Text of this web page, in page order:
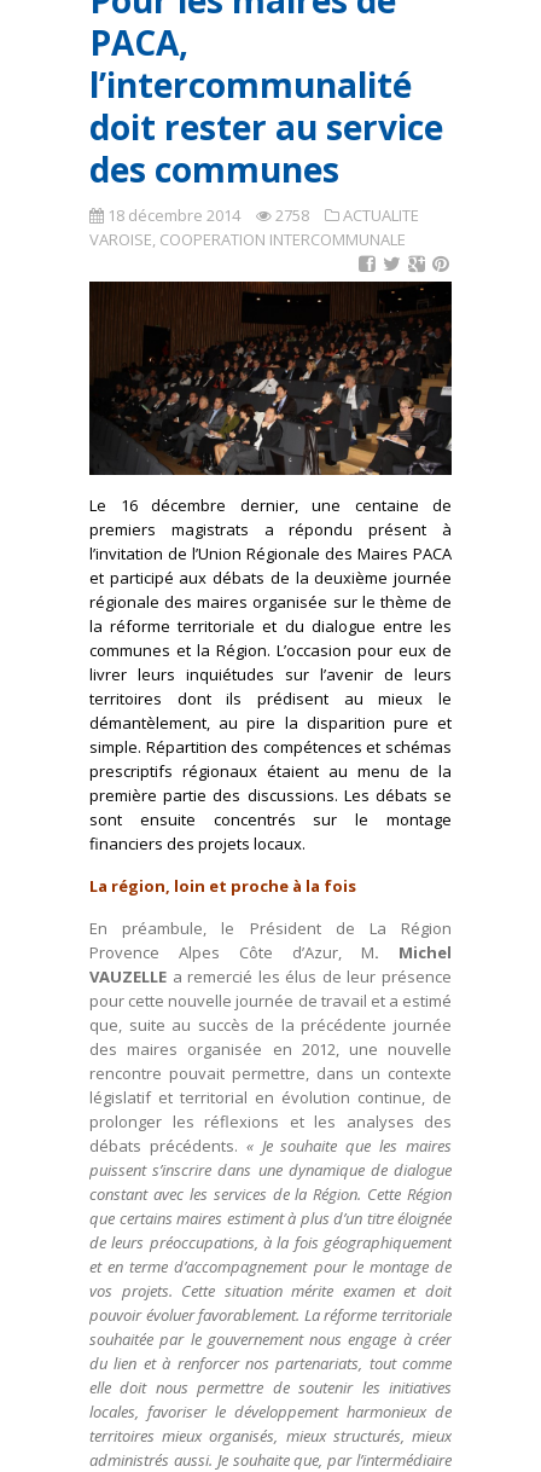
PACA,
l’intercommunalité
doit rester au service
des communes
18 décembre 2014 2758
ACTUALITE
VAROISE, COOPERATION INTERCOMMUNALE
Le 16 décembre dernier, une centaine de
premiers magistrats a répondu présent à
l’invitation de l’Union Régionale des Maires PACA
et participé aux débats de la deuxième journée
régionale des maires organisée sur le thème de
la réforme territoriale et du dialogue entre les
communes et la Région. L’occasion pour eux de
livrer leurs inquiétudes sur l’avenir de leurs
territoires dont ils prédisent au mieux le
démantèlement, au pire la disparition pure et
simple. Répartition des compétences et schémas
prescriptifs régionaux étaient au menu de la
première partie des discussions. Les débats se
sont ensuite concentrés sur le montage
financiers des projets locaux.
La région, loin et proche à la fois
En préambule, le Président de La Région
Provence Alpes Côte d’Azur, M. Michel
VAUZELLE a remercié les élus de leur présence
pour cette nouvelle journée de travail et a estimé
que, suite au succès de la précédente journée
des maires organisée en 2012, une nouvelle
rencontre pouvait permettre, dans un contexte
législatif et territorial en évolution continue, de
prolonger les réflexions et les analyses des
débats précédents. « Je souhaite que les maires
puissent s’inscrire dans une dynamique de dialogue
constant avec les services de la Région. Cette Région
que certains maires estiment à plus d’un titre éloignée
de leurs préoccupations, à la fois géographiquement
et en terme d’accompagnement pour le montage de
vos projets. Cette situation mérite examen et doit
pouvoir évoluer favorablement. La réforme territoriale
souhaitée par le gouvernement nous engage à créer
du lien et à renforcer nos partenariats, tout comme
elle doit nous permettre de soutenir les initiatives
locales, favoriser le développement harmonieux de
territoires mieux organisés, mieux structurés, mieux
administrés aussi. Je souhaite que, par l’intermédiaire